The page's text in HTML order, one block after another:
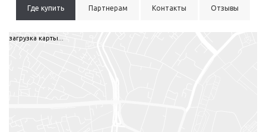
Где купить Партнерам Контакты Отзывы
загрузка карты...